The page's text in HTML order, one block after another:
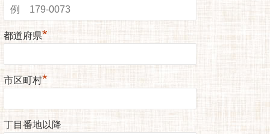
都道府県*
市区町村*
丁目番地以降